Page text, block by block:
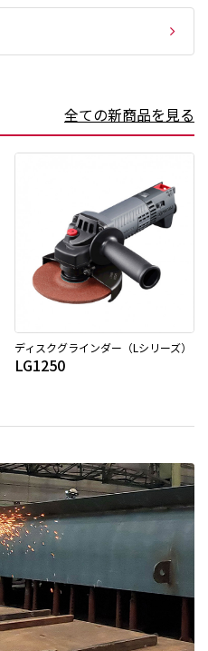
全ての新商品を見る
ディスクグラインダー（Lシリーズ）
LG1250